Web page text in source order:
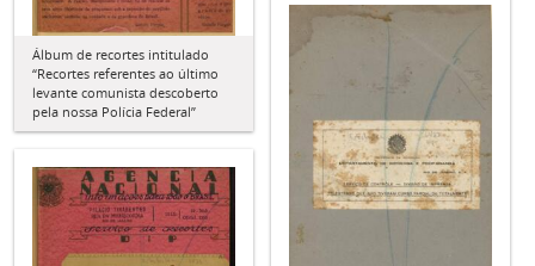
Álbum de recortes intitulado
“Recortes referentes ao último
levante comunista descoberto
pela nossa Polícia Federal”